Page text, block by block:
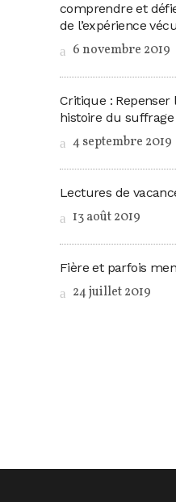
comprendre et
de l’expérience
6 novembre 2019
Critique :
histoire du
4 septembre 2019
Lectures de
13 août 2019
Fière et parfois
24 juillet 2019